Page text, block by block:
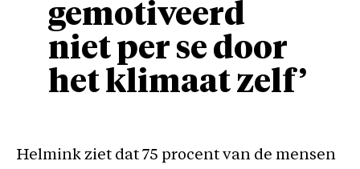
gemotiveerd
niet per se door
het klimaat zelf’
Helmink ziet dat 75 procent van de mensen